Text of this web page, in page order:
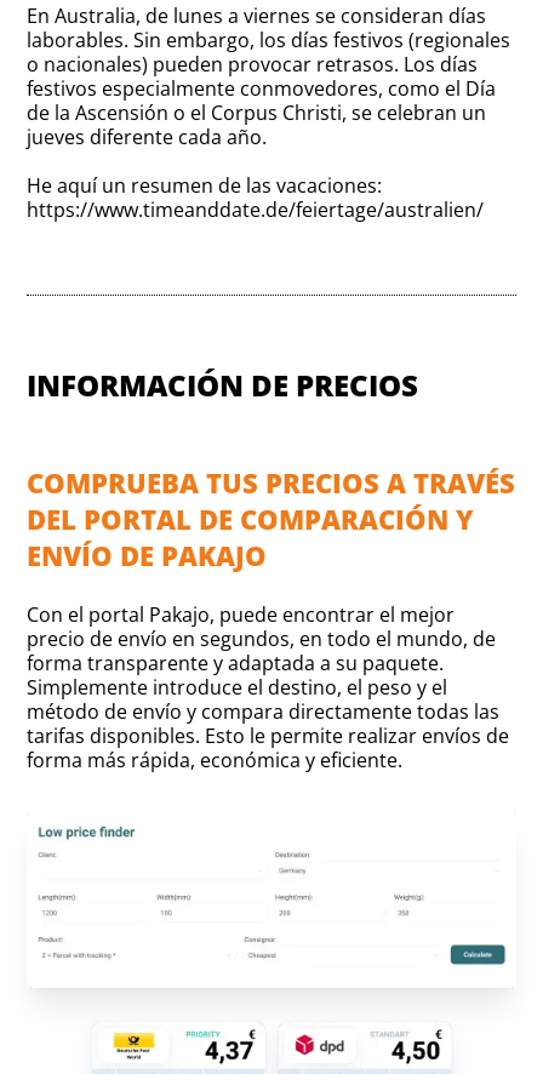
En Australia, de lunes a viernes se consideran días
laborables. Sin embargo, los días festivos (regionales
o nacionales) pueden provocar retrasos. Los días
festivos especialmente conmovedores, como el Día
de la Ascensión o el Corpus Christi, se celebran un
jueves diferente cada año.
He aquí un resumen de las vacaciones:
https://www.timeanddate.de/feiertage/australien/
INFORMACIÓN DE PRECIOS
COMPRUEBA TUS PRECIOS A TRAVÉS
DEL PORTAL DE COMPARACIÓN Y
ENVÍO DE PAKAJO
Con el portal Pakajo, puede encontrar el mejor
precio de envío en segundos, en todo el mundo, de
forma transparente y adaptada a su paquete.
Simplemente introduce el destino, el peso y el
método de envío y compara directamente todas las
tarifas disponibles. Esto le permite realizar envíos de
forma más rápida, económica y eficiente.